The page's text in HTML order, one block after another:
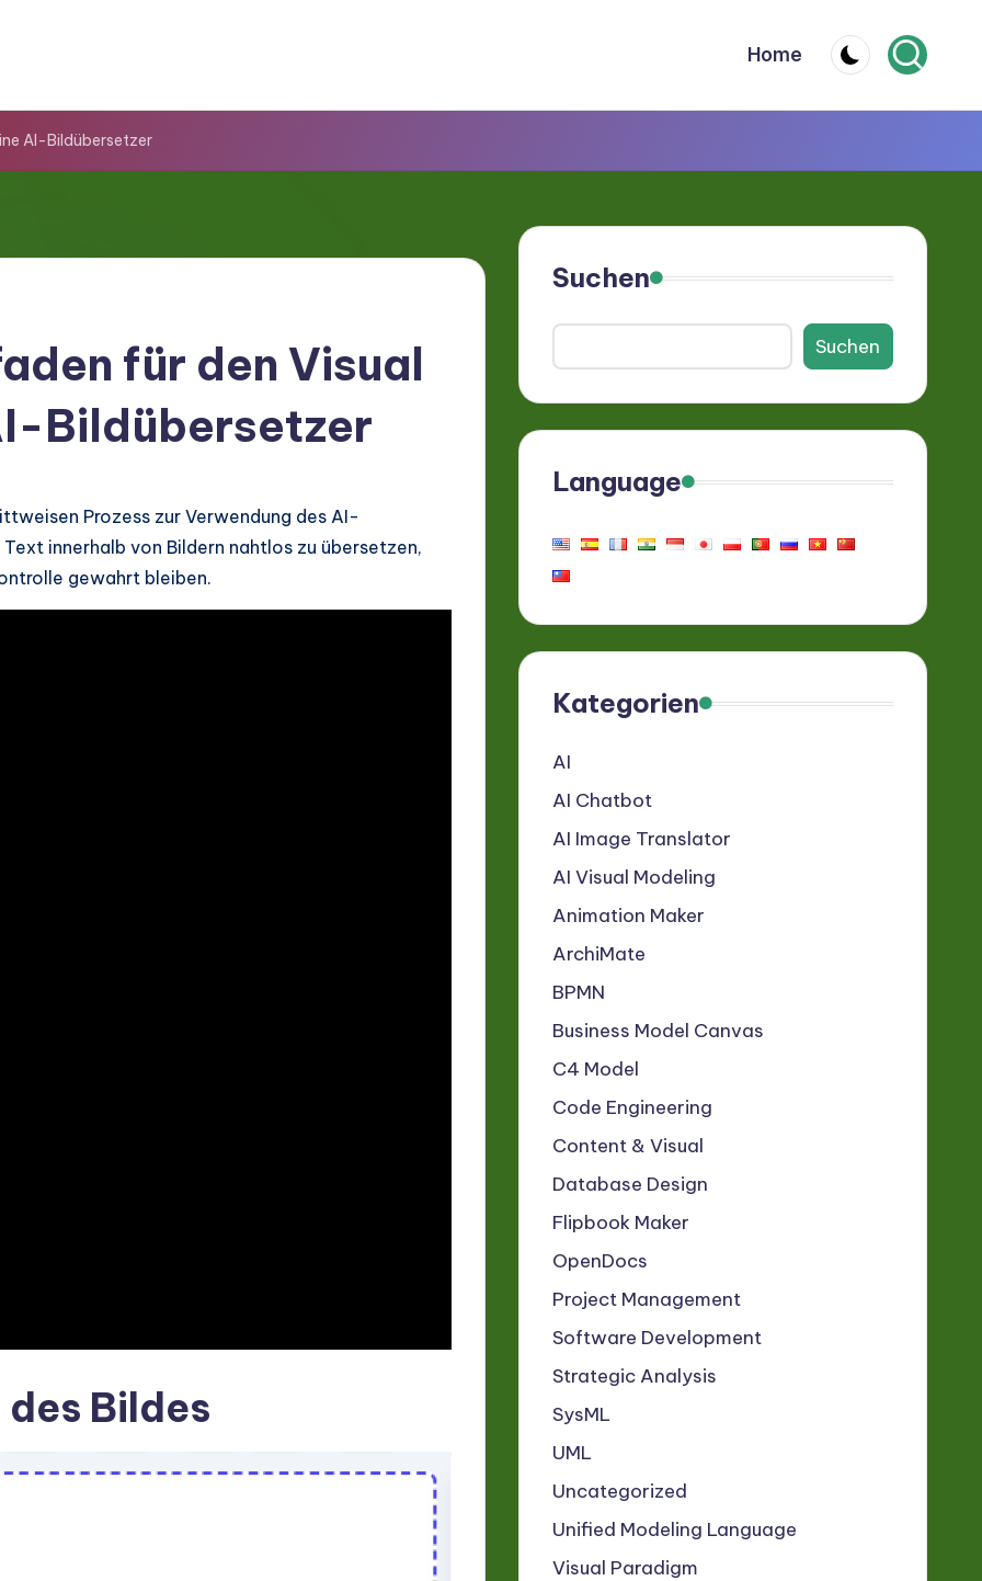
Home
AI-Bildübersetzer
für den Visual
Bildübersetzer
Prozess zur Verwendung des AI-
innerhalb von Bildern nahtlos zu übersetzen,
gewahrt bleiben.
Bildes
Suchen
Suchen
Language
Kategorien
AI
AI Chatbot
AI Image Translator
AI Visual Modeling
Animation Maker
ArchiMate
BPMN
Business Model Canvas
C4 Model
Code Engineering
Content & Visual
Database Design
Flipbook Maker
OpenDocs
Project Management
Software Development
Strategic Analysis
SysML
UML
Uncategorized
Unified Modeling Language
Visual Paradigm